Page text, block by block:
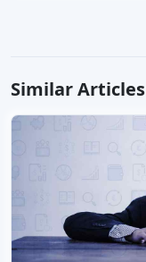
Similar Articles